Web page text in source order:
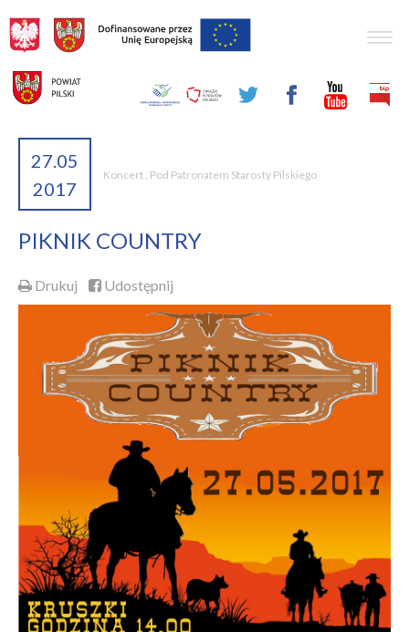
27.05
2017
Koncert Pod Patronatem Starosty Pilskiego
PIKNIK COUNTRY
Drukuj Udostępnij